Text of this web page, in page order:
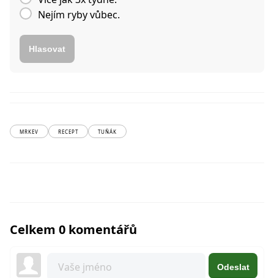
Nejím ryby vůbec.
Hlasovat
MRKEV RECEPT TUŇÁK
Celkem 0 komentářů
Odeslat